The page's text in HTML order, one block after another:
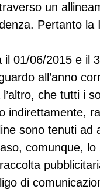
un
Pertanto la
01/06/2015 e il
all’anno
che tutti i
indirettamente,
sono tenuti ad
comunque, lo
di